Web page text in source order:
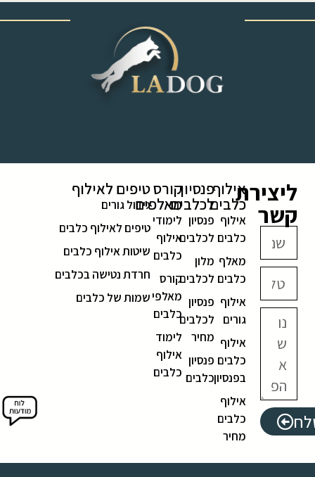
ליצירת
קשר
אילוף
כלבים
אילוף
כלבים
מאלף
כלבים
אילוף
גורים
אילוף
כלבים
בפנסיון
אילוף
כלבים
מחיר
פנסיון
לכלבים
פנסיון
לכלבים
מלון
לכלבים
פנסיון
לכלבים
מחיר
פנסיון
כלבים
קורס
מאלפים
לימודי
אילוף
כלבים
קורס
מאלפי
כלבים
לימוד
אילוף
כלבים
טיפים לאילוף
גידול גורים
טיפים לאילוף כלבים
שיטות אילוף כלבים
חרדת נטישה בכלבים
שמות של כלבים